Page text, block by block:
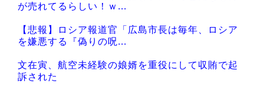
が売れてるらしい！ｗ...
【悲報】ロシア報道官「広島市長は毎年、ロシア
を嫌悪する『偽りの呪...
文在寅、航空未経験の娘婿を重役にして収賄で起
訴された